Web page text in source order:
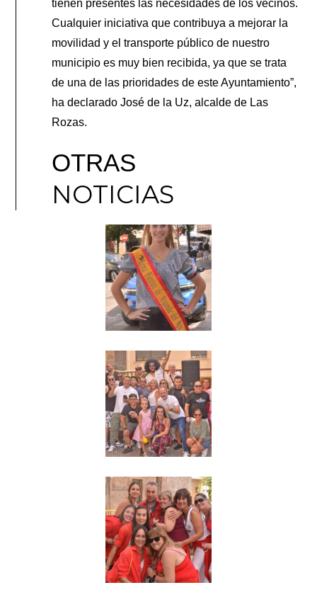
tienen presentes las necesidades de los vecinos.
Cualquier iniciativa que contribuya a mejorar la
movilidad y el transporte público de nuestro
municipio es muy bien recibida, ya que se trata
de una de las prioridades de este Ayuntamiento”,
ha declarado José de la Uz, alcalde de Las
Rozas.
OTRAS
NOTICIAS